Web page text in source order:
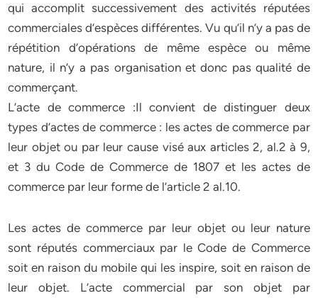
qui accomplit successivement des activités réputées
commerciales d’espèces différentes. Vu qu’il n’y a pas de
répétition d’opérations de même espèce ou même
nature, il n’y a pas organisation et donc pas qualité de
commerçant.
L’acte de commerce :Il convient de distinguer deux
types d’actes de commerce : les actes de commerce par
leur objet ou par leur cause visé aux articles 2, al.2 à 9,
et 3 du Code de Commerce de 1807 et les actes de
commerce par leur forme de l’article 2 al.10.
Les actes de commerce par leur objet ou leur nature
sont réputés commerciaux par le Code de Commerce
soit en raison du mobile qui les inspire, soit en raison de
leur objet. L’acte commercial par son objet par